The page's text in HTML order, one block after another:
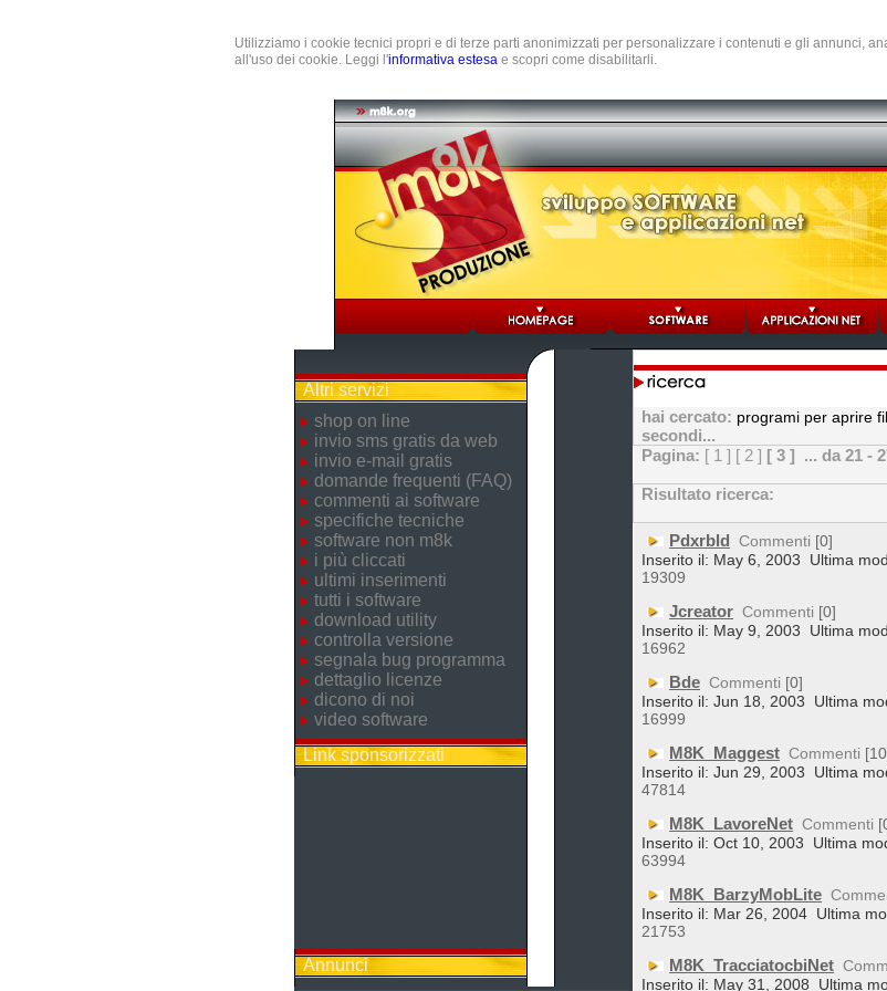
Utilizziamo i cookie tecnici propri e di terze parti anonimizzati per personalizzare i contenuti e gli annunci,
all'uso dei cookie. Leggi l'informativa estesa e scopri come disabilitarli.
Altri servizi
shop on line
invio sms gratis da web
invio e-mail gratis
domande frequenti (FAQ)
commenti ai software
specifiche tecniche
software non m8k
i più cliccati
ultimi inserimenti
tutti i software
download utility
controlla versione
segnala bug programma
dettaglio licenze
dicono di noi
video software
Link sponsorizzati
Annunci
hai cercato: programi per aprire
secondi...
Pagina: [ 1 ] [ 2 ] [ 3 ] ... da 21 -
Risultato ricerca:
Pdxrbld Commenti [0]
Inserito il: May 6, 2003 Ultima
19309
Jcreator Commenti [0]
Inserito il: May 9, 2003 Ultima
16962
Bde Commenti [0]
Inserito il: Jun 18, 2003 Ultima
16999
M8K_Maggest Commenti
Inserito il: Jun 29, 2003 Ultima
47814
M8K_LavoreNet Commenti
Inserito il: Oct 10, 2003 Ultima
63994
M8K_BarzyMobLite
Inserito il: Mar 26, 2004 Ultima
21753
M8K_TracciatocbiNet
Inserito il: May 31, 2008 Ultima